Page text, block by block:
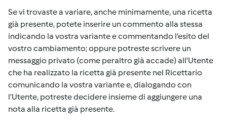
Se vi trovaste a variare, anche minimamente, una ricetta
già presente, potete inserire un commento alla stessa
indicando la vostra variante e commentando l’esito del
vostro cambiamento; oppure potreste scrivere un
messaggio privato (come peraltro già accade) all’Utente
che ha realizzato la ricetta già presente nel Ricettario
comunicando la vostra variante e, dialogando con
l’Utente, potreste decidere insieme di aggiungere una
nota alla ricetta già presente.